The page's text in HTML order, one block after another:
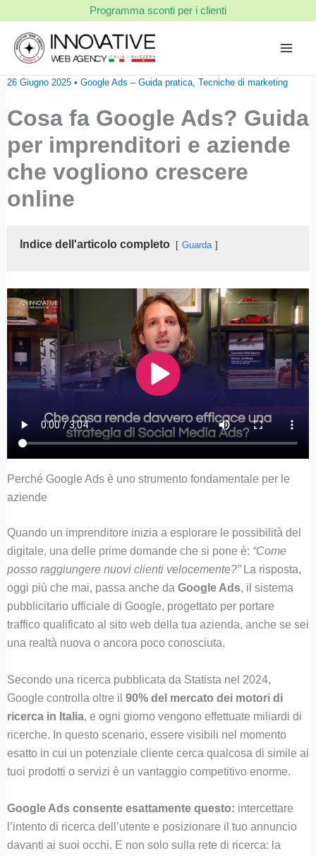
contenuto
Programma sconti per i clienti
26 Giugno 2025 • Google Ads – Guida pratica, Tecniche di marketing
Cosa fa Google Ads? Guida
per imprenditori e aziende
che vogliono crescere
online
Indice dell'articolo completo Guarda
Perché Google Ads è uno strumento fondamentale per le
aziende
Quando un imprenditore inizia a esplorare le possibilità del
digitale, una delle prime domande che si pone è: “Come
posso raggiungere nuovi clienti velocemente?”La risposta,
oggi più che mai, passa anche da Google Ads, il sistema
pubblicitario ufficiale di Google, progettato per portare
traffico qualificato al sito web della tua azienda, anche se sei
una realtà nuova o ancora poco conosciuta.
Secondo una ricerca pubblicata da Statista nel 2024,
Google controlla oltre il 90% del mercato dei motori di
ricerca in Italia, e ogni giorno vengono effettuate miliardi di
ricerche. In questo scenario, essere visibili nel momento
esatto in cui un potenziale cliente cerca qualcosa di simile ai
tuoi prodotti o servizi è un vantaggio competitivo enorme.
Google Ads consente esattamente questo: intercettare
l’intento di ricerca dell’utente e posizionare il tuo annuncio
davanti ai suoi occhi. E non solo sulla rete di ricerca: la